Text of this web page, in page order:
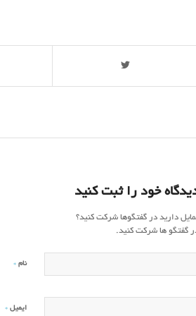
خود را ثبت کنید
دارید در گفتگوها شرکت کنید؟
گفتگو ها شرکت کنید.
نام *
ایمیل *